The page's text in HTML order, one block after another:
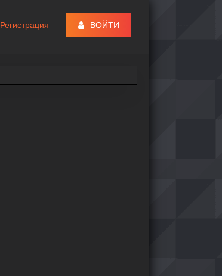
Регистрация ВОЙТИ